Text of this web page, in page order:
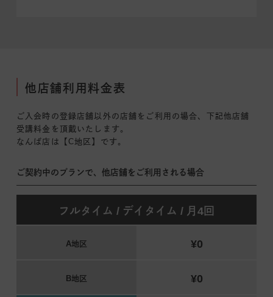
他店舗利用料金表
ご入会時の登録店舗以外の店舗をご利用の場合、下記他店舗
受講料金を頂戴いたします。
なんば店は【C地区】です。
ご契約中のプランで、他店舗をご利用される場合
フルタイム / デイタイム / 月4回
A地区 ¥0
B地区 ¥0